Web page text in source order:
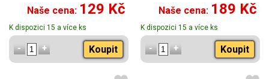
Naše cena: 129 Kč
K dispozici 15 a více ks
Koupit
Naše cena: 189 Kč
K dispozici 15 a více ks
Koupit